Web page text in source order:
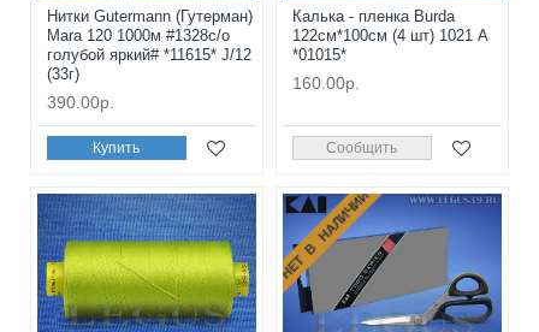
Нитки Gutermann (Гутерман)
Mara 120 1000м #1328с/о
голубой яркий# *11615* J/12
(33г)
390.00р.
Купить
Калька - пленка Burda
122см*100см (4 шт) 1021 A
*01015*
160.00р.
Сообщить
НЕТ В НАЛИЧИИ